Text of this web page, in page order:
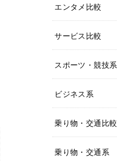
エンタメ比較
サービス比較
スポーツ・競技系
ビジネス系
乗り物・交通比較
乗り物・交通系